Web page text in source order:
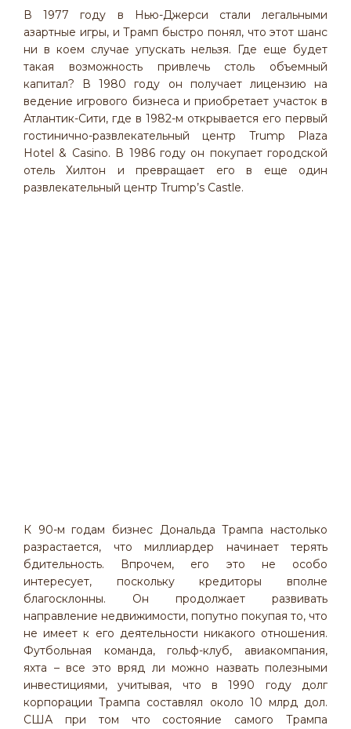
В 1977 году в Нью-Джерси стали легальными
азартные игры, и Трамп быстро понял, что этот шанс
ни в коем случае упускать нельзя. Где еще будет
такая возможность привлечь столь объемный
капитал? В 1980 году он получает лицензию на
ведение игрового бизнеса и приобретает участок в
Атлантик-Сити, где в 1982-м открывается его первый
гостинично-развлекательный центр Trump Plaza
Hotel & Casino. В 1986 году он покупает городской
отель Хилтон и превращает его в еще один
развлекательный центр Trump’s Castle.
К 90-м годам бизнес Дональда Трампа настолько
разрастается, что миллиардер начинает терять
бдительность. Впрочем, его это не особо
интересует, поскольку кредиторы вполне
благосклонны. Он продолжает развивать
направление недвижимости, попутно покупая то, что
не имеет к его деятельности никакого отношения.
Футбольная команда, гольф-клуб, авиакомпания,
яхта – все это вряд ли можно назвать полезными
инвестициями, учитывая, что в 1990 году долг
корпорации Трампа составлял около 10 млрд дол.
США при том что состояние самого Трампа